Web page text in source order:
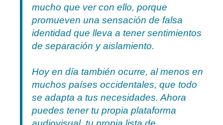
mucho que ver con ello, porque
promueven una sensación de falsa
identidad que lleva a tener sentimientos
de separación y aislamiento.
Hoy en día también ocurre, al menos en
muchos países occidentales, que todo
se adapta a tus necesidades. Ahora
puedes tener tu propia plataforma